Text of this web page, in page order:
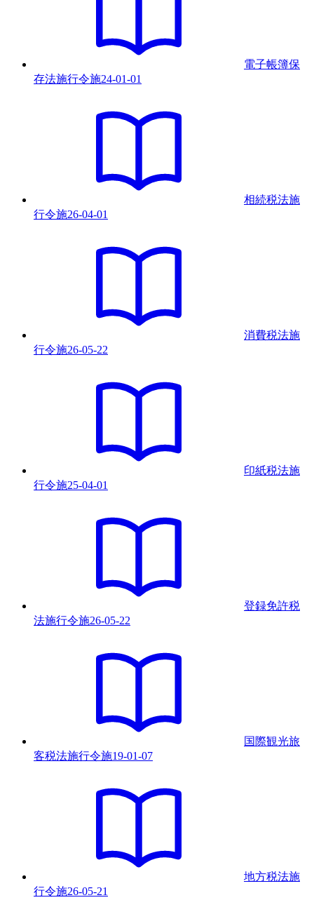
電子帳簿保
存法施行令施24-01-01
相続税法施
行令施26-04-01
消費税法施
行令施26-05-22
印紙税法施
行令施25-04-01
登録免許税
法施行令施26-05-22
国際観光旅
客税法施行令施19-01-07
地方税法施
行令施26-05-21